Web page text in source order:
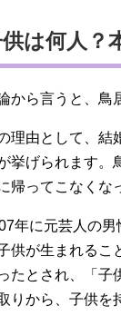
は何人？
から言うと、鳥
理由として、結
挙げられます。
帰ってこなくな
年に元芸人の
供が生まれるこ
たとされ、「子
りから、子供を